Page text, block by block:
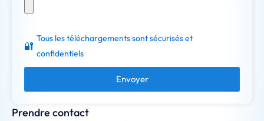
Prendre contact
🔐
Tous les téléchargements sont sécurisés et
confidentiels
Envoyer